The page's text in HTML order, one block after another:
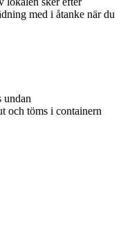
med i åtanke när du
undan
och töms i containern